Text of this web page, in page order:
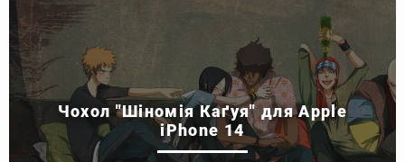
Чохол "Шіномія Каґуя" для Apple
iPhone 14